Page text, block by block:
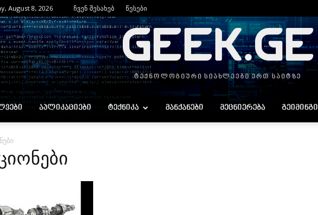
August 8, 2026 ჩვენ შესახებ წესები
GEEK.GE
ტექნოლოგიური სიახლეები ერთ საიტზე
ᲐᲞᲚᲘᲙᲐᲪᲘᲔᲑᲘ ᲢᲔᲥᲜᲘᲙᲐ ᲛᲐᲜᲥᲐᲜᲔᲑᲘ ᲛᲔᲪᲜᲘᲔᲠᲔᲑᲐ ᲒᲔᲘᲛᲘᲜᲒᲘ